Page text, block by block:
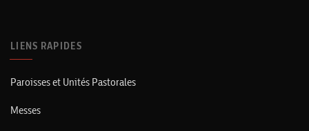
LIENS RAPIDES
Paroisses et Unités Pastorales
Messes